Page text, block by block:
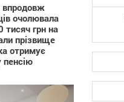
очолювала
тисяч грн на
прізвище
отримує